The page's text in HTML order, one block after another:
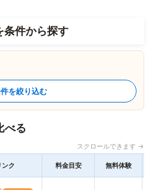
条件から探す
を絞り込む
べる
スクロールできます →
ンク 料金目安 無料体験